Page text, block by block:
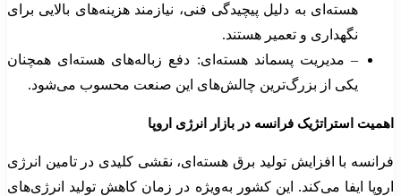
هسته‌ای به دلیل پیچیدگی فنی، نیازمند هزینه‌های بالایی برای
نگهداری و تعمیر هستند.
– مدیریت پسماند هسته‌ای: دفع زباله‌های هسته‌ای همچنان
یکی از بزرگ‌ترین چالش‌های این صنعت محسوب می‌شود.
اهمیت استراتژیک فرانسه در بازار انرژی اروپا
فرانسه با افزایش تولید برق هسته‌ای، نقشی کلیدی در تامین انرژی
اروپا ایفا می‌کند. این کشور به‌ویژه در زمان کاهش تولید انرژی‌های